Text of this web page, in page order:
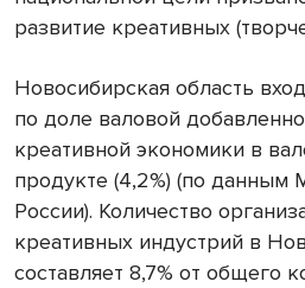
развитие креативных
Новосибирская область
по доле валовой
креативной экономики в
продукте (4,2%) (по данным
России). Количество
креативных индустрий в
составляет 8,7% от общего